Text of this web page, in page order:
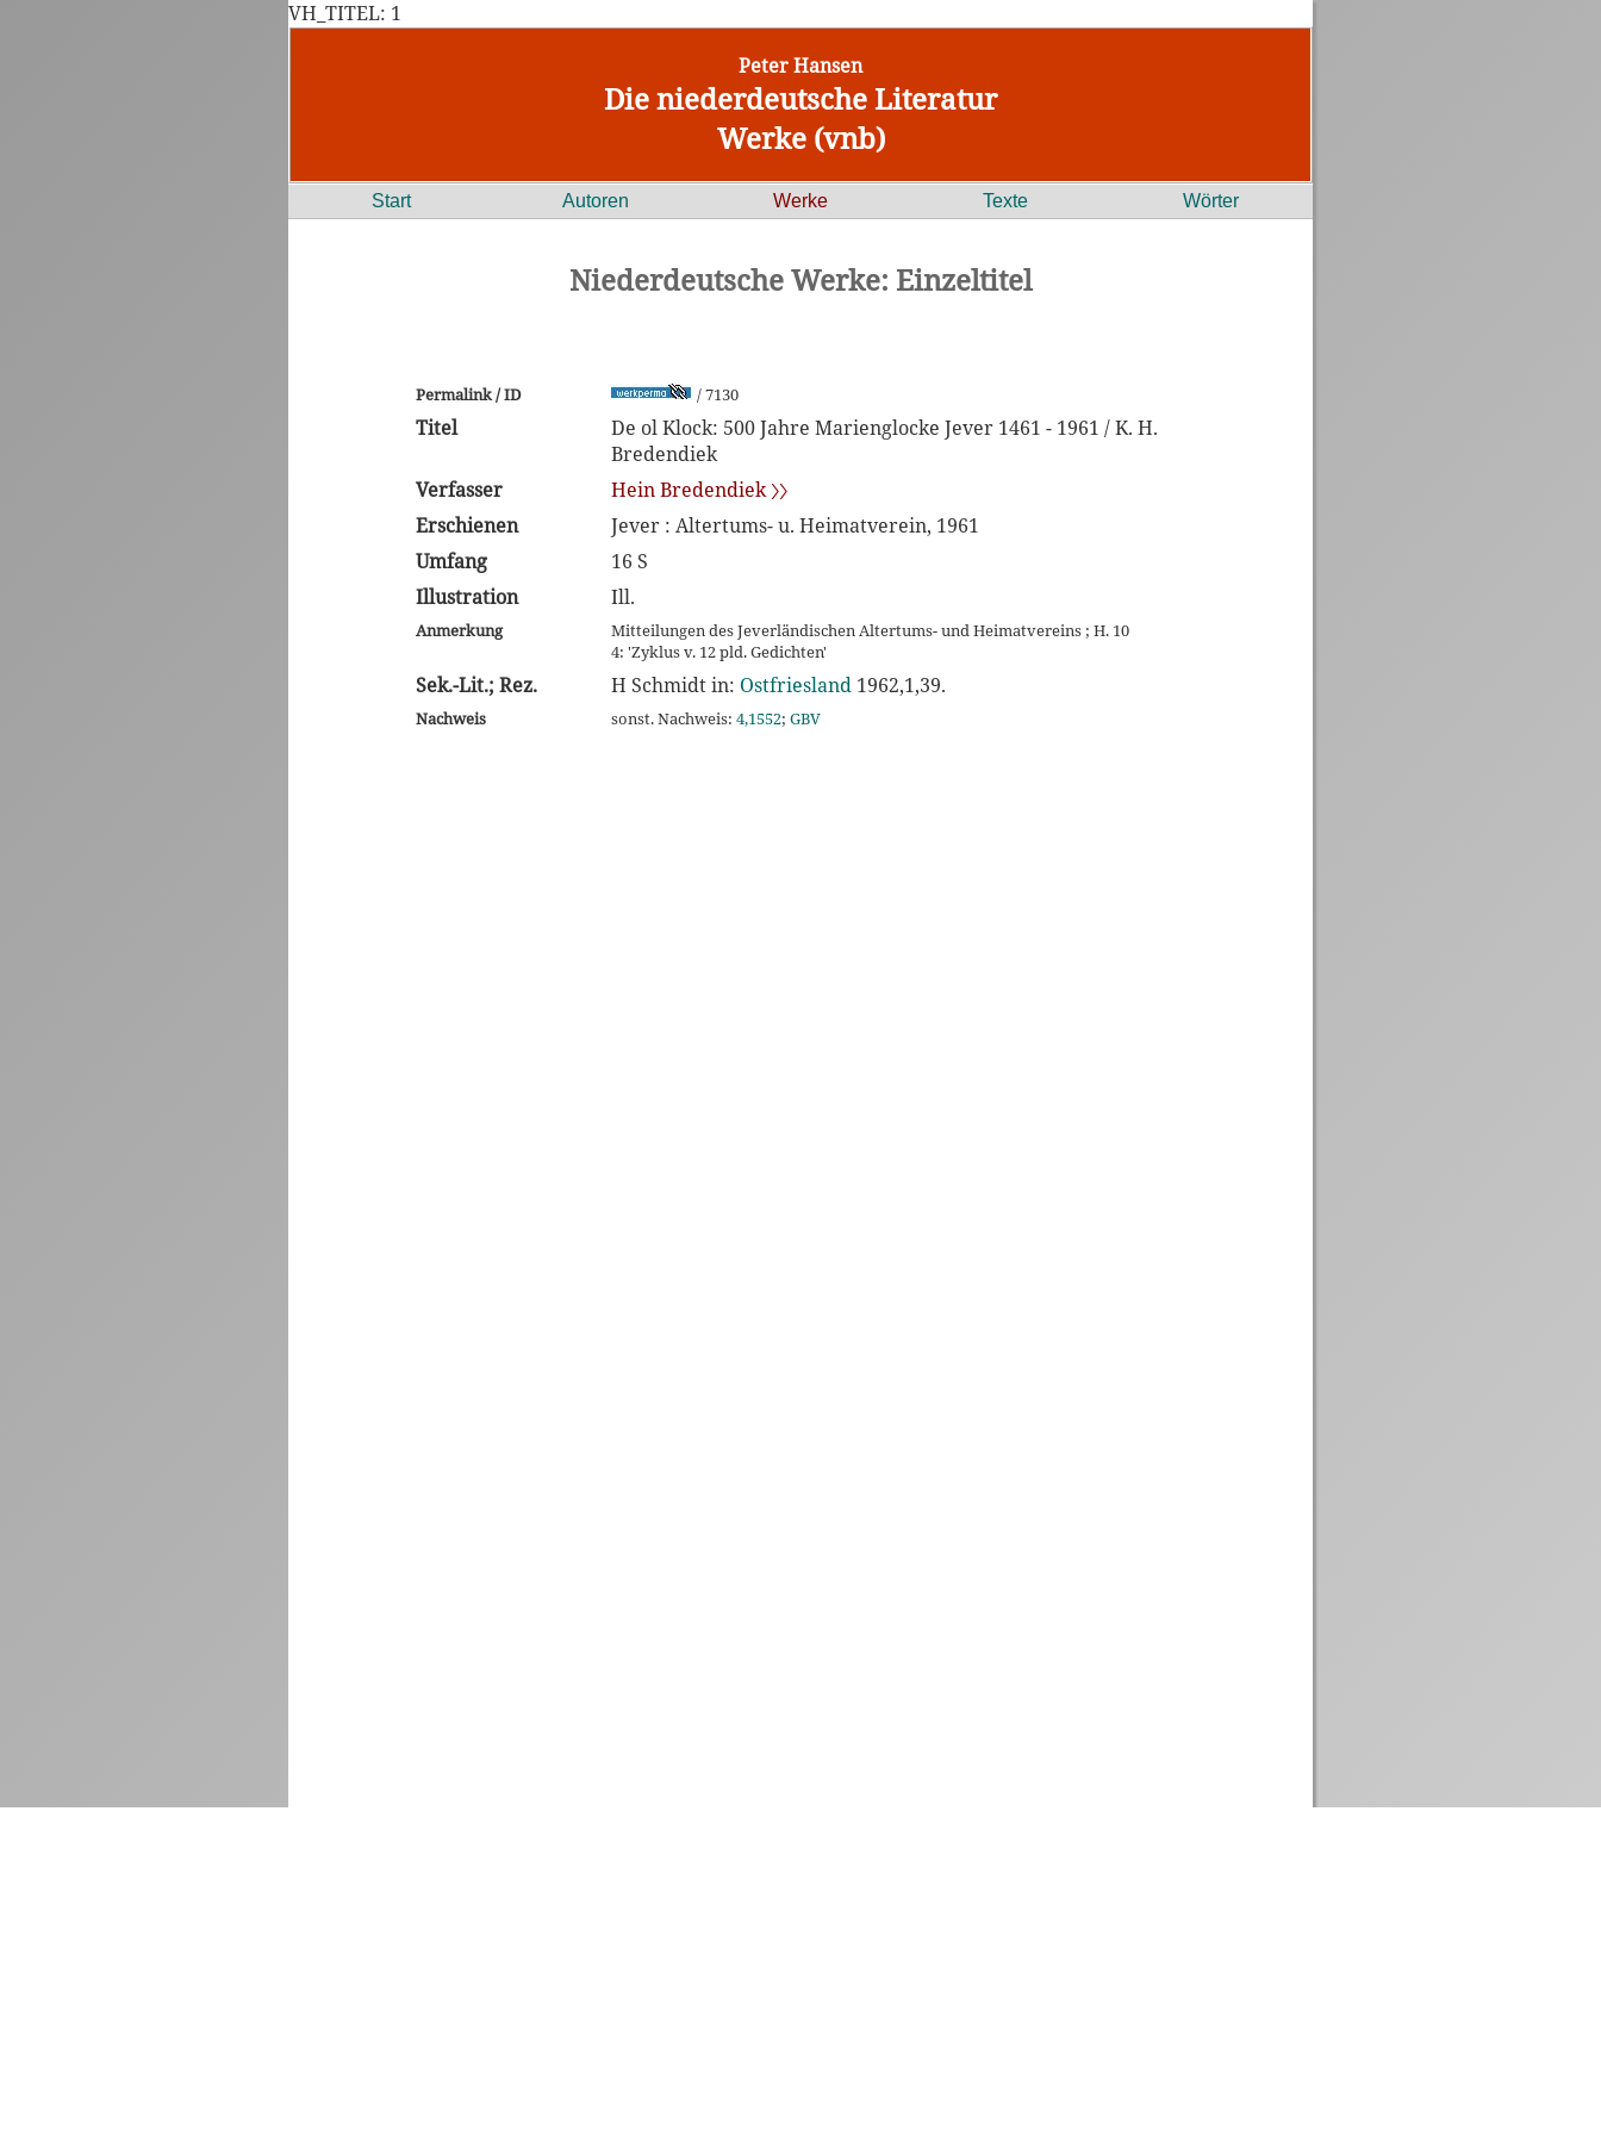
VH_TITEL: 1
Peter Hansen
Die niederdeutsche Literatur
Werke (vnb)
Start Autoren Werke Texte Wörter
Niederdeutsche Werke: Einzeltitel
Permalink / ID / 7130
Titel
De ol Klock: 500 Jahre Marienglocke Jever 1461 - 1961 / K. H.
Bredendiek
Verfasser
Hein Bredendiek 〉〉
Erschienen
Jever : Altertums- u. Heimatverein, 1961
Umfang
16 S
Illustration
Ill.
Anmerkung
Mitteilungen des Jeverländischen Altertums- und Heimatvereins ; H. 10
4: 'Zyklus v. 12 pld. Gedichten'
Sek.-Lit.; Rez. H Schmidt in: Ostfriesland 1962,1,39.
Nachweis sonst. Nachweis: 4,1552; GBV